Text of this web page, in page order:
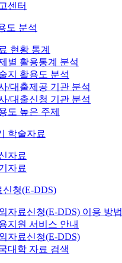
센터
도 분석
현황 통계
별 활용통계 분석
지 활용도 분석
/대출제공 기관 분석
/대출신청 기관 분석
도 높은 주제
학술자료
자료
자료
신청(E-DDS)
자료신청(E-DDS) 이용 방법
지원 서비스 안내
자료신청(E-DDS)
대학 자료 검색